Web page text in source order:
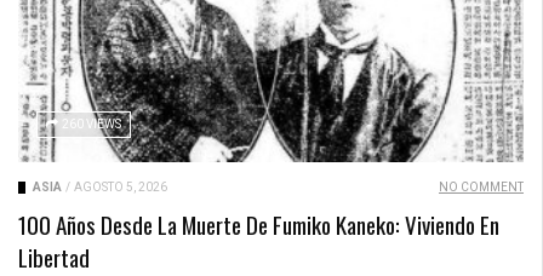
260 VIEWS
ASIA / AGOSTO 5, 2026 NO COMMENT
100 Años Desde La Muerte De Fumiko Kaneko: Viviendo En
Libertad